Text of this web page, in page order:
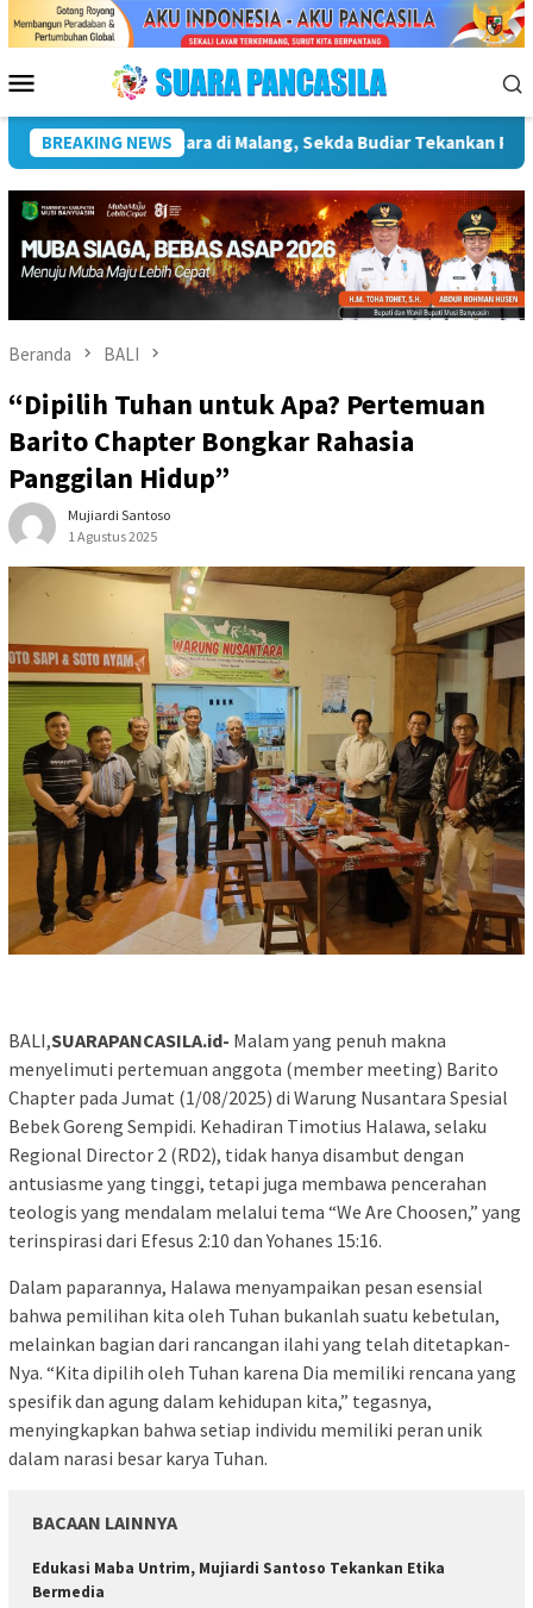
Menu
Mobile
BREAKING NEWS
Infrastruktur Kebudayaan Wakil Wali Kota Lepas
Beranda BALI
“Dipilih Tuhan untuk Apa? Pertemuan
Barito Chapter Bongkar Rahasia
Panggilan Hidup”
Mujiardi Santoso
1 Agustus 2025
BALI,SUARAPANCASILA.id- Malam yang penuh makna
menyelimuti pertemuan anggota (member meeting) Barito
Chapter pada Jumat (1/08/2025) di Warung Nusantara Spesial
Bebek Goreng Sempidi. Kehadiran Timotius Halawa, selaku
Regional Director 2 (RD2), tidak hanya disambut dengan
antusiasme yang tinggi, tetapi juga membawa pencerahan
teologis yang mendalam melalui tema “We Are Choosen,” yang
terinspirasi dari Efesus 2:10 dan Yohanes 15:16.
Dalam paparannya, Halawa menyampaikan pesan esensial
bahwa pemilihan kita oleh Tuhan bukanlah suatu kebetulan,
melainkan bagian dari rancangan ilahi yang telah ditetapkan-
Nya. “Kita dipilih oleh Tuhan karena Dia memiliki rencana yang
spesifik dan agung dalam kehidupan kita,” tegasnya,
menyingkapkan bahwa setiap individu memiliki peran unik
dalam narasi besar karya Tuhan.
BACAAN LAINNYA
Edukasi Maba Untrim, Mujiardi Santoso Tekankan Etika
Bermedia